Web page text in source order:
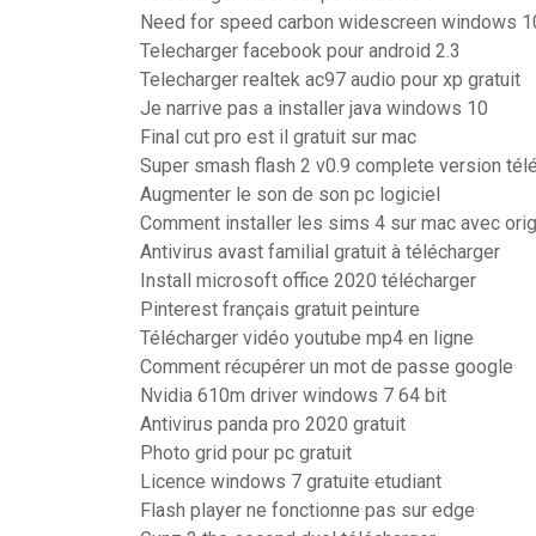
Need for speed carbon widescreen windows
Telecharger facebook pour android 2.3
Telecharger realtek ac97 audio pour xp gratuit
Je narrive pas a installer java windows 10
Final cut pro est il gratuit sur mac
Super smash flash 2 v0.9 complete version
Augmenter le son de son pc logiciel
Comment installer les sims 4 sur mac avec
Antivirus avast familial gratuit à télécharger
Install microsoft office 2020 télécharger
Pinterest français gratuit peinture
Télécharger vidéo youtube mp4 en ligne
Comment récupérer un mot de passe google
Nvidia 610m driver windows 7 64 bit
Antivirus panda pro 2020 gratuit
Photo grid pour pc gratuit
Licence windows 7 gratuite etudiant
Flash player ne fonctionne pas sur edge